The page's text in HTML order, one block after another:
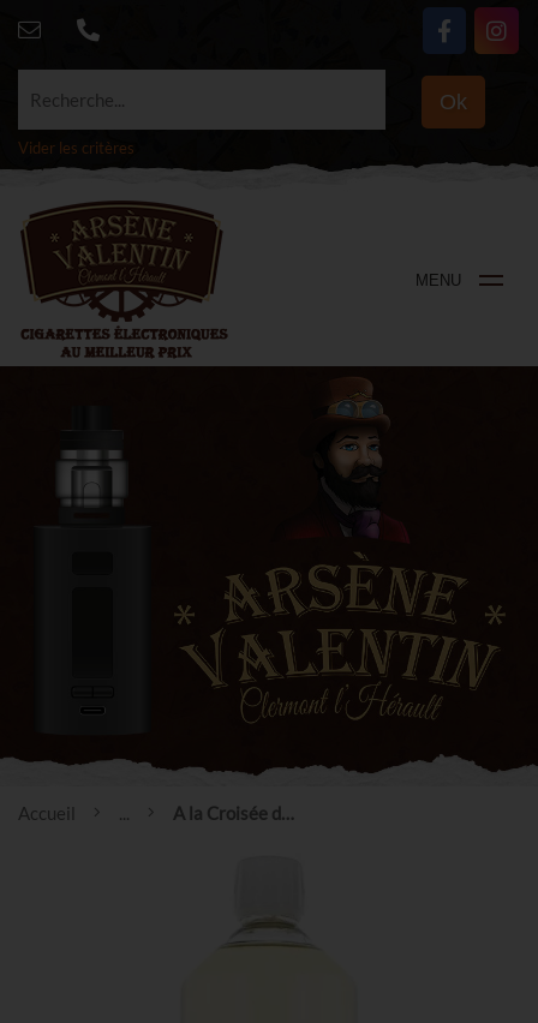
Recherche... Ok
Vider les critères
MENU
Accueil ... A la Croisée des Crèmes